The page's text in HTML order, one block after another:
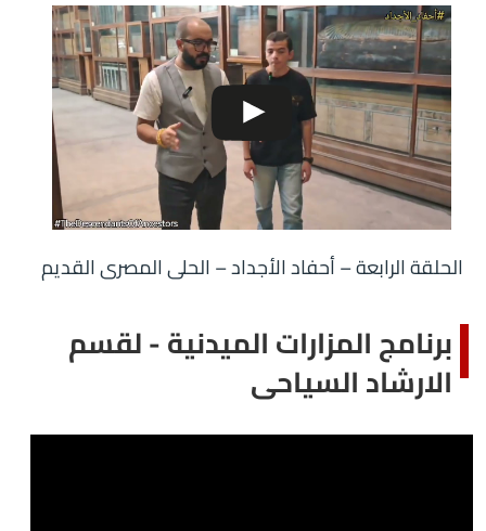
الحلقة الرابعة – أحفاد الأجداد – الحلى المصرى القديم
برنامج المزارات الميدنية - لقسم
الارشاد السياحى